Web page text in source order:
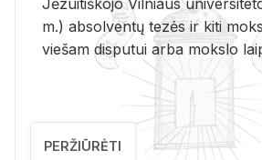
Jėzuitiškojo Vilniaus
m.) absolventų tezės ir kiti
viešam disputui arba mokslo
PERŽIŪRĖTI